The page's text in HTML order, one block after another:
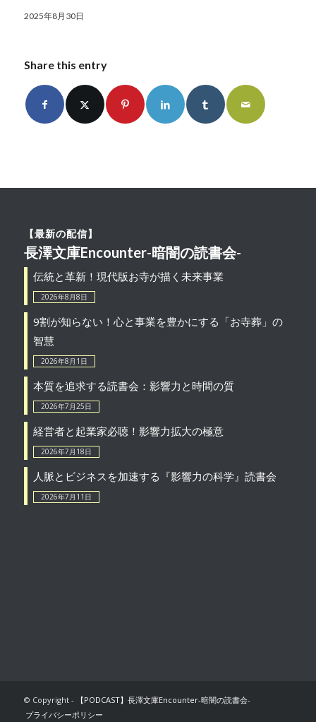
2025年8月30日
Share this entry
【最新の配信】
長澤文庫Encounter-暗闇の読書会-
伝統と革新！現代版お寺が描く未来事業
2026年8月8日
9割が知らない！心と事業を豊かにする「お寺葬」の
智慧
2026年8月1日
本質を追求する読書会：影響力と時間の質
2026年7月25日
経営者と起業家必聴！影響力拡大の極意
2026年7月18日
人脈とビジネスを加速する『影響力の科学』読書会
2026年7月11日
© Copyright -
【PODCAST】長澤文庫Encounter-暗闇の読書会-
プライバシーポリシー